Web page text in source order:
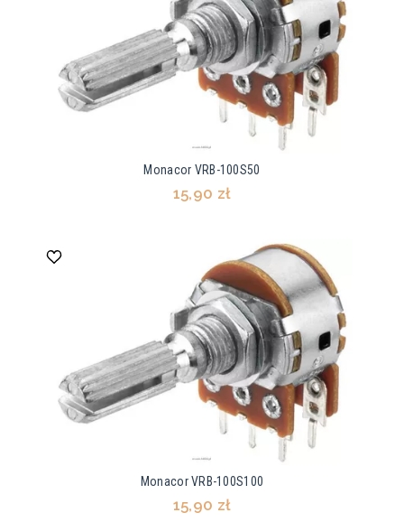
Monacor VRB-100S50
15,90 zł
Monacor VRB-100S100
15,90 zł